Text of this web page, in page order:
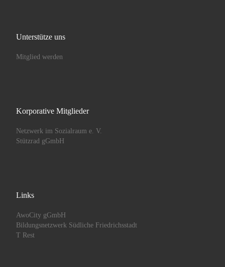
Unterstütze uns
Mitglied werden
Korporative Mitglieder
Netzwerk im Sozialraum e. V.
Stützrad gGmbH
Links
AwoCity gGmbH
Bildungsnetzwerk Südliche Friedrichsstadt
T Rest